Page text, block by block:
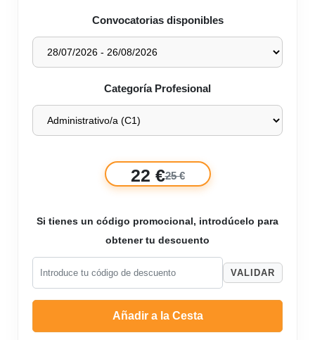
Convocatorias disponibles
Categoría Profesional
22 €25 €
Si tienes un código promocional, introdúcelo para
obtener tu descuento
VALIDAR
Añadir a la Cesta